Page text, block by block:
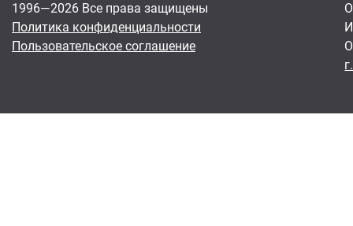
1996—2026 Все права защищены
Политика конфиденциальности
Пользовательское соглашение